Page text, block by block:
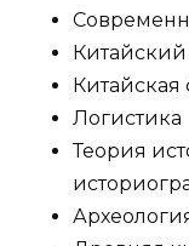
Логистика
Теория